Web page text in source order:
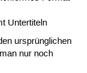
Untertiteln
ursprünglichen
nur noch